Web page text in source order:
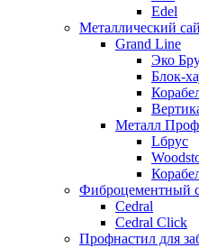
Edel
Металлический
Grand Line
Эко
Блок-
Металл
Lбрус
Фиброцементный
Cedral
Cedral Click
Профнастил для